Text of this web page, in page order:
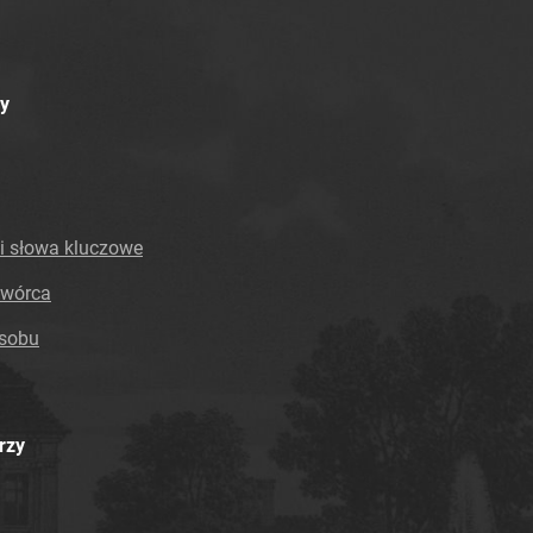
Feliksa Dzierżyńskiego. 1968, nr 29
Tarnowskie Azoty : Organ Samorządu
Feliksa Dzierżyńskiego. 1968, nr 30
Feliksa Dzierżyńskiego. 1968, nr 31
słowa kluczowe